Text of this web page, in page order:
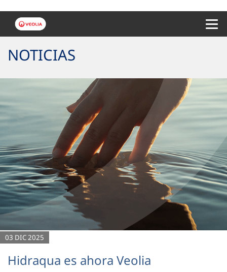
NOTICIAS
03 DIC 2025
Hidraqua es ahora Veolia